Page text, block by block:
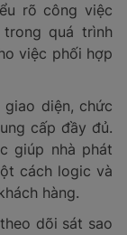
rõ công việc
quá trình
việc phối hợp
diện, chức
cấp đầy đủ.
giúp nhà phát
cách logic và
hàng.
dõi sát sao